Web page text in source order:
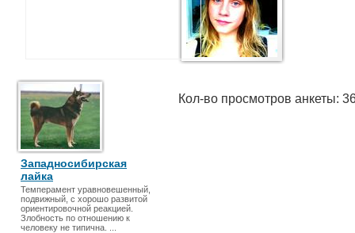
Западносибирская
лайка
Темперамент уравновешенный,
подвижный, с хорошо развитой
ориентировочной реакцией.
Злобность по отношению к
человеку не типична. ...
Кол-во просмотров анкеты: